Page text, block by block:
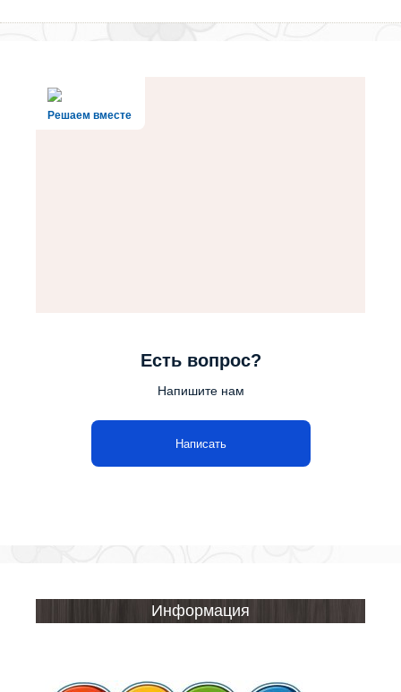
Решаем вместе
Есть вопрос?
Напишите нам
Написать
Информация